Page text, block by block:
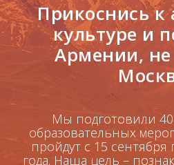
Прикоснись к
культуре и
Армении,
Мы подготовили
образовательных
пройдут с 15 сентября
года. Наша цель –